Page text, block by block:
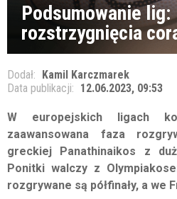
Podsumowanie lig:
rozstrzygnięcia
Dodał: Kamil Karczmarek
Data publikacji: 12.06.2023, 09:53
W europejskich ligach
zaawansowana faza
greckiej Panathinaikos z
Ponitki walczy z
rozgrywane są półfinały, a we